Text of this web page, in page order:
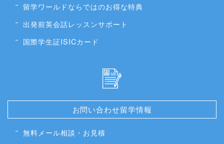
留学ワールドならではのお得な特典
出発前英会話レッスンサポート
国際学生証ISICカード
お問い合わせ留学情報
無料メール相談・お見積